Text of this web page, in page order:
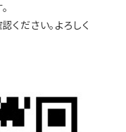
ください。よろしく